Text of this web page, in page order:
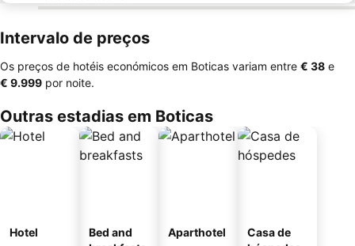
Intervalo de preços
Os preços de hotéis económicos em Boticas variam entre ‎€ 38 e
‎€ 9.999 por noite.
Outras estadias em Boticas
Hotel
Bed and
Aparthotel
Casa de